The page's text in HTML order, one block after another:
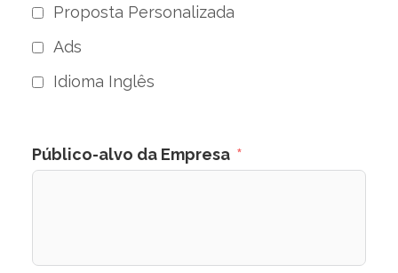
Proposta Personalizada
Ads
Idioma Inglês
Público-alvo da Empresa